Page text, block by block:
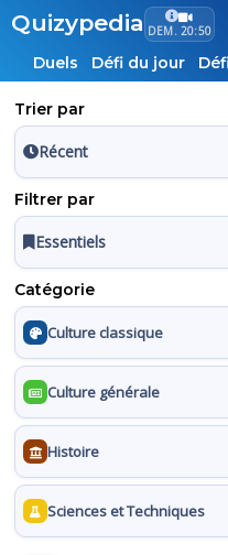
Quizypedia DEM. 20:50
Duels
Défi du jour
Trier par
Récent
Filtrer par
Essentiels
Catégorie
Culture classique
Culture générale
Histoire
Sciences et Techniques